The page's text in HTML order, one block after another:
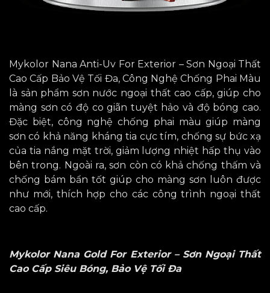
Mykolor Nana Anti-Uv For Exterior – Sơn Ngoại Thất
Cao Cấp Bảo Vệ Tối Đa, Công Nghệ Chống Phai Màu
là sản phẩm sơn nước ngoại thất cao cấp, giúp cho
màng sơn có độ co giãn tuyệt hảo và độ bóng cao.
Đặc biệt, công nghệ chống phai màu giúp màng
sơn có khả năng kháng tia cực tím, chống sự bức xạ
của tia nắng mặt trời, giảm lượng nhiệt hấp thụ vào
bên trong. Ngoài ra, sơn còn có khả chống thấm và
chống bám bẩn tốt giúp cho màng sơn luôn được
như mới, thích hợp cho các công trình ngoại thất
cao cấp.
Mykolor Nana Gold For Exterior – Sơn Ngoại Thất
Cao Cấp Siêu Bóng, Bảo Vệ Tối Đa